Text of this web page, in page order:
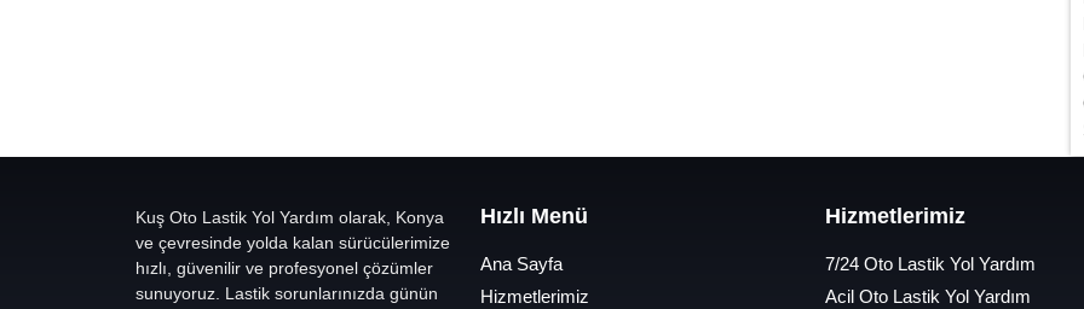
Kuş Oto Lastik Yol Yardım olarak, Konya
ve çevresinde yolda kalan sürücülerimize
hızlı, güvenilir ve profesyonel çözümler
sunuyoruz. Lastik sorunlarınızda günün
Hızlı Menü
Ana Sayfa
Hizmetlerimiz
Hizmetlerimiz
7/24 Oto Lastik Yol Yardım
Acil Oto Lastik Yol Yardım